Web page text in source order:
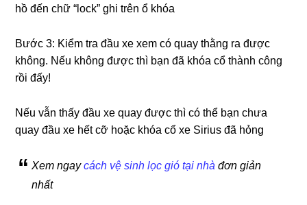
hồ đến chữ “lock” ghi trên ổ khóa
Bước 3: Kiểm tra đầu xe xem có quay thằng ra được
không. Nếu không được thì bạn đã khóa cổ thành công
rồi đấy!
Nếu vẫn thấy đầu xe quay được thì có thể bạn chưa
quay đầu xe hết cỡ hoặc khóa cổ xe Sirius đã hỏng
Xem ngaycách vệ sinh lọc gió tại nhà đơn giản
nhất